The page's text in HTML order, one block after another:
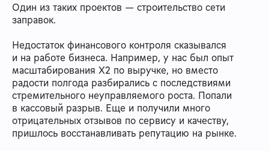
Один из таких проектов — строительство сети
заправок.
Недостаток финансового контроля сказывался
и на работе бизнеса. Например, у нас был опыт
масштабирования Х2 по выручке, но вместо
радости полгода разбирались с последствиями
стремительного неуправляемого роста. Попали
в кассовый разрыв. Еще и получили много
отрицательных отзывов по сервису и качеству,
пришлось восстанавливать репутацию на рынке.